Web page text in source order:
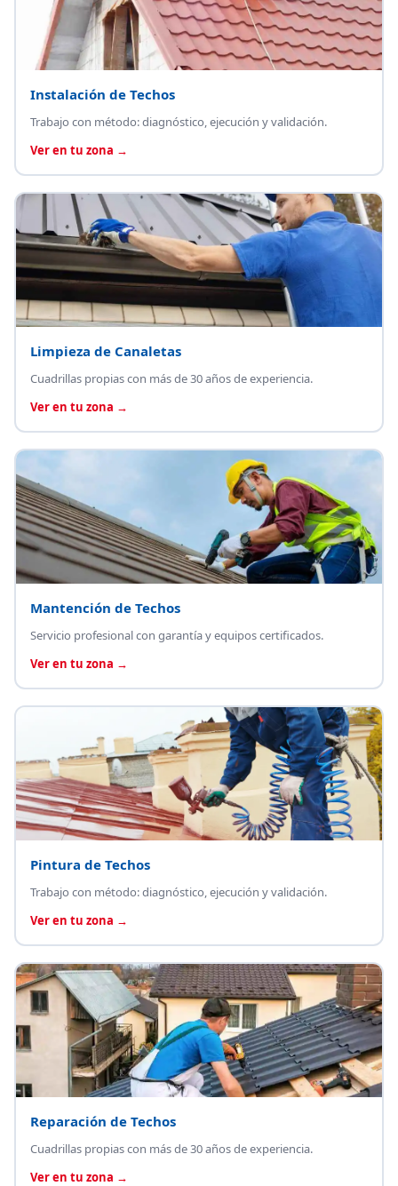
Instalación de Techos
Trabajo con método: diagnóstico, ejecución y validación.
Ver en tu zona →
Limpieza de Canaletas
Cuadrillas propias con más de 30 años de experiencia.
Ver en tu zona →
Mantención de Techos
Servicio profesional con garantía y equipos certificados.
Ver en tu zona →
Pintura de Techos
Trabajo con método: diagnóstico, ejecución y validación.
Ver en tu zona →
Reparación de Techos
Cuadrillas propias con más de 30 años de experiencia.
Ver en tu zona →